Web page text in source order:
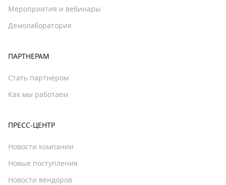
Мероприятия и вебинары
Демолаборатория
ПАРТНЕРАМ
Стать партнером
Как мы работаем
ПРЕСС-ЦЕНТР
Новости компании
Новые поступления
Новости вендоров